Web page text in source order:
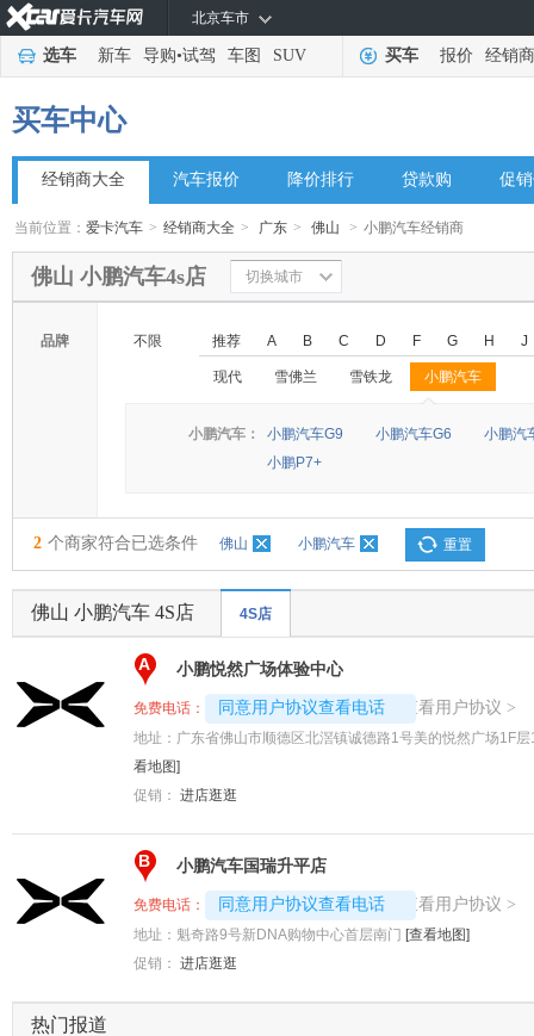
北京车市
选车 新车 导购•试驾 车图 SUV 买车 报价 经销商
买车中心
经销商大全 汽车报价 降价排行 贷款购 促
当前位置：爱卡汽车 > 经销商大全 > 广东 > 佛山 > 小鹏汽车经销商
佛山 小鹏汽车4s店 切换城市
品牌 不限 推荐 A B C D F G H J
现代 雪佛兰 雪铁龙 小鹏汽车
◆
◆
小鹏汽车： 小鹏汽车G9 小鹏汽车G6
小鹏汽
小鹏P7+
2 个商家符合已选条件 佛山 小鹏汽车 重置
佛山 小鹏汽车 4S店 4S店
A 小鹏悦然广场体验中心
免费电话： 同意用户协议查看电话
4008194313-4205 查看用户协议 >
地址： 广东省佛山市顺德区北滘镇诚德路1号美的悦然广场1F
看地图]
促销： 进店逛逛
B 小鹏汽车国瑞升平店
免费电话： 同意用户协议查看电话
4008194313-4054 查看用户协议 >
地址： 魁奇路9号新DNA购物中心首层南门 [查看地图]
促销： 进店逛逛
热门报道